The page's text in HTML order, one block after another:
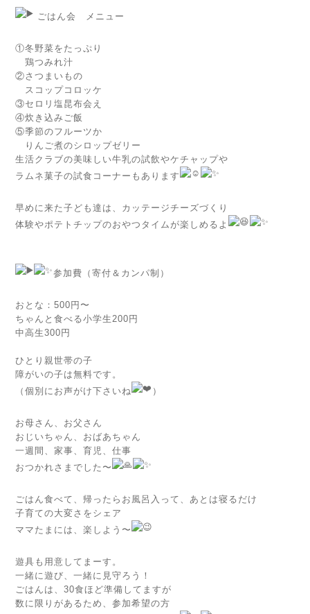
ごはん会 メニュー
①冬野菜をたっぷり
鶏つみれ汁
②さつまいもの
スコップコロッケ
③セロリ塩昆布会え
④炊き込みご飯
⑤季節のフルーツか
りんご煮のシロップゼリー
生活クラブの美味しい牛乳の試飲やケチャップや
ラムネ菓子の試食コーナーもあります
早めに来た子ども達は、カッテージチーズづくり
体験やポテトチップのおやつタイムが楽しめるよ
参加費（寄付＆カンパ制）
おとな：500円〜
ちゃんと食べる小学生200円
中高生300円
ひとり親世帯の子
障がいの子は無料です。
（個別にお声がけ下さいね
）
お母さん、お父さん
おじいちゃん、おばあちゃん
一週間、家事、育児、仕事
おつかれさまでした〜
ごはん食べて、帰ったらお風呂入って、あとは寝るだけ
子育ての大変さをシェア
ママたまには、楽しよう〜
遊具も用意してまーす。
一緒に遊び、一緒に見守ろう！
ごはんは、30食ほど準備してますが
数に限りがあるため、参加希望の方